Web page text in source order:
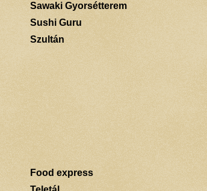
Sawaki Gyorsétterem
Sushi Guru
Szultán
Food express